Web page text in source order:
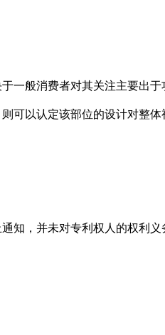
一般消费者对其关注主要出于
可以认定该部位的设计对整体
知，并未对专利权人的权利义